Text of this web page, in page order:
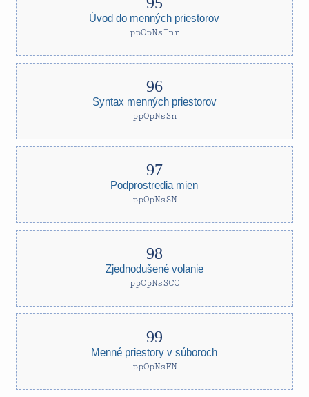
Úvod do menných priestorov
ppOpNsInr
Syntax menných priestorov
ppOpNsSn
Podprostredia mien
ppOpNsSN
Zjednodušené volanie
ppOpNsSCC
Menné priestory v súboroch
ppOpNsFN